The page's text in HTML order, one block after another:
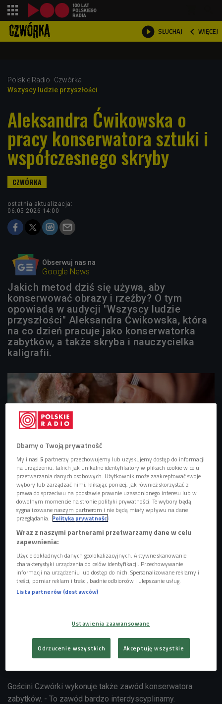
 SŁUCHAJ  WIĘCEJ

Polskie Radio
Czwórka
Wszyscy ludzie przyszłości
Aleksandra Ćwikowska o
pracy konserwatora sztuki i
współczesnego skryby
ostatnia aktualizacja:
06.05.2026 14:00
Obserwuj nas na
Google News
Jakich metod dziś się używa, aby
konserwować obrazy i rzeźby? O tym
opowiada w audycji "Wszyscy ludzie
przyszłości" Aleksandra Ćwikowska, która
na co dzień pracuje jako konserwatorka
zabytków, a także skryba i nauczycielka
kaligrafii.
Zdjęcie ilustracyjne Foto: Shutterstock
- Prowadzę pracownię w Warszawie, tam uczę kaligrafii.
Jedyną i najlepszą metodą ochrona dziedzictwa kaligrafii i
dawnego rzemiosła jest przekazywanie wiedzy i praktyki,
żeby to nadal pozostało na przyszłość - mówi w Czwórce
Aleksandra Ćwikowska. - Nie wypisuję zaproszeń ślubnych
- projektuję dużo napisów, wykonuję różne zamówienia dla
marek luksusowych, albo - wiążąc to z zawodem
Posłuchaj audycji "Wszyscy ludzie przyszłości"
z Aleksandrą Ćwikowską
Gościni Czwórki wykonuje także zawód konserwatora
zabytków. - To zawód bardzo interdyscyplinarny.
Dbamy o Twoją prywatność
My i nasi5 partnerzy przechowujemy lub uzyskujemy dostęp do informacji
na urządzeniu, takich jak unikalne identyfikatory w plikach cookie w celu
przetwarzania danych osobowych. Użytkownik może zaakceptować swoje
wybory lub zarządzać nimi, klikając poniżej, jak również skorzystać z
prawa do sprzeciwu na podstawie prawnie uzasadnionego interesu lub w
dowolnym momencie na stronie polityki prywatności. Te wybory będą
sygnalizowane naszym partnerom i nie będą miały wpływu na dane
przeglądania. Polityka prywatności
Wraz z naszymi partnerami przetwarzamy dane w celu
zapewnienia:
Użycie dokładnych danych geolokalizacyjnych. Aktywne skanowanie
charakterystyki urządzenia do celów identyfikacji. Przechowywanie
informacji na urządzeniu lub dostęp do nich. Spersonalizowane reklamy i
treści, pomiar reklam i treści, badnie odbiorców i ulepszanie usług.
Lista partnerów (dostawców)
Ustawienia zaawansowane
Odrzucenie wszystkich Akceptuję wszystkie